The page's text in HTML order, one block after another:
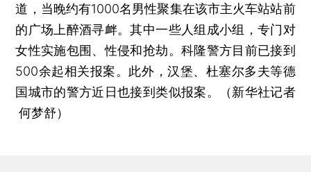
道，当晚约有1000名男性聚集在该市主火车站站前
的广场上醉酒寻衅。其中一些人组成小组，专门对
女性实施包围、性侵和抢劫。科隆警方目前已接到
500余起相关报案。此外，汉堡、杜塞尔多夫等德
国城市的警方近日也接到类似报案。（新华社记者
何梦舒）